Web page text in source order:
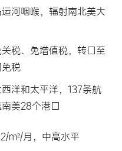
运河咽喉，辐射南北美大
关税、免增值税，转口至
税
洋和太平洋，137条航
美28个港口
m²/月，中高水平